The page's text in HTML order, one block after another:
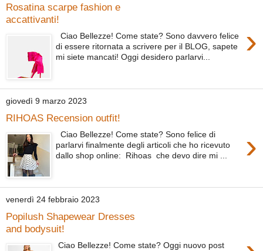
Rosatina scarpe fashion e
accattivanti!
›
Ciao Bellezze! Come state? Sono davvero felice
di essere ritornata a scrivere per il BLOG, sapete
mi siete mancati! Oggi desidero parlarvi...
giovedì 9 marzo 2023
RIHOAS Recension outfit!
›
Ciao Bellezze! Come state? Sono felice di
parlarvi finalmente degli articoli che ho ricevuto
dallo shop online: Rihoas che devo dire mi ...
venerdì 24 febbraio 2023
Popilush Shapewear Dresses
and bodysuit!
Ciao Bellezze! Come state? Oggi nuovo post